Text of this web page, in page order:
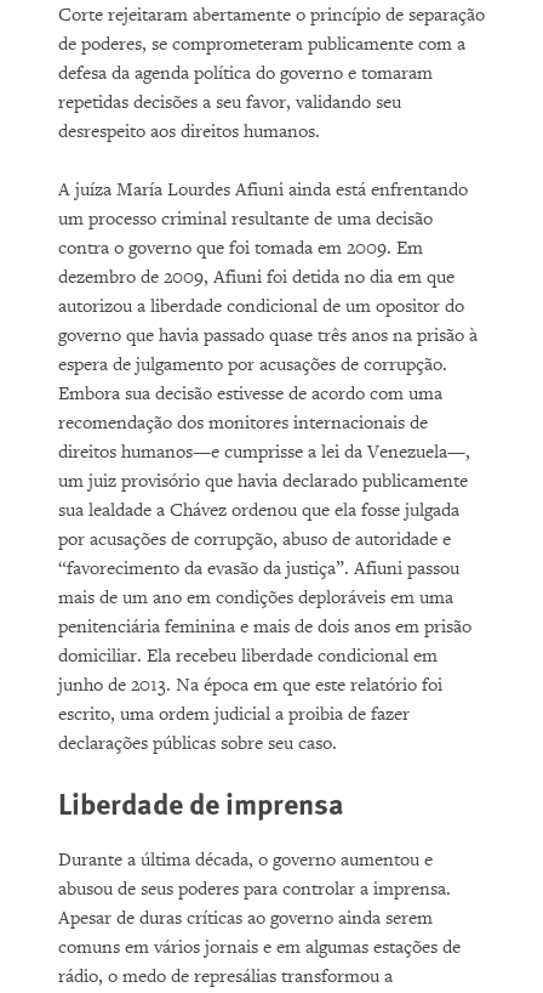
Corte rejeitaram abertamente o princípio de separação
de poderes, se comprometeram publicamente com a
defesa da agenda política do governo e tomaram
repetidas decisões a seu favor, validando seu
desrespeito aos direitos humanos.
A juíza María Lourdes Afiuni ainda está enfrentando
um processo criminal resultante de uma decisão
contra o governo que foi tomada em 2009. Em
dezembro de 2009, Afiuni foi detida no dia em que
autorizou a liberdade condicional de um opositor do
governo que havia passado quase três anos na prisão à
espera de julgamento por acusações de corrupção.
Embora sua decisão estivesse de acordo com uma
recomendação dos monitores internacionais de
direitos humanos—e cumprisse a lei da Venezuela—,
um juiz provisório que havia declarado publicamente
sua lealdade a Chávez ordenou que ela fosse julgada
por acusações de corrupção, abuso de autoridade e
“favorecimento da evasão da justiça”. Afiuni passou
mais de um ano em condições deploráveis em uma
penitenciária feminina e mais de dois anos em prisão
domiciliar. Ela recebeu liberdade condicional em
junho de 2013. Na época em que este relatório foi
escrito, uma ordem judicial a proibia de fazer
declarações públicas sobre seu caso.
Liberdade de imprensa
Durante a última década, o governo aumentou e
abusou de seus poderes para controlar a imprensa.
Apesar de duras críticas ao governo ainda serem
comuns em vários jornais e em algumas estações de
rádio, o medo de represálias transformou a